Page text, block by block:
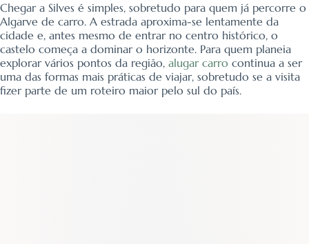
Chegar a Silves é simples, sobretudo para quem já percorre o
Algarve de carro. A estrada aproxima-se lentamente da
cidade e, antes mesmo de entrar no centro histórico, o
castelo começa a dominar o horizonte. Para quem planeia
explorar vários pontos da região, alugar carro continua a ser
uma das formas mais práticas de viajar, sobretudo se a visita
fizer parte de um roteiro maior pelo sul do país.